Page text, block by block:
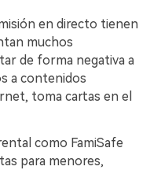
en directo tienen
muchos
de forma negativa a
a contenidos
toma cartas en el
como FamiSafe
para menores,